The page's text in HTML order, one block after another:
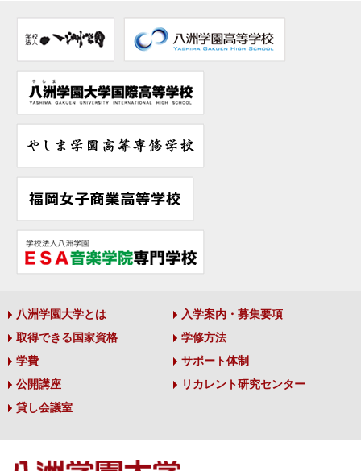
八洲学園大学とは
入学案内・募集要項
取得できる国家資格
学修方法
学費
サポート体制
公開講座
リカレント研究センター
貸し会議室